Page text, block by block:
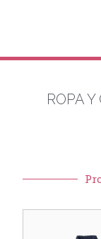
ROPA